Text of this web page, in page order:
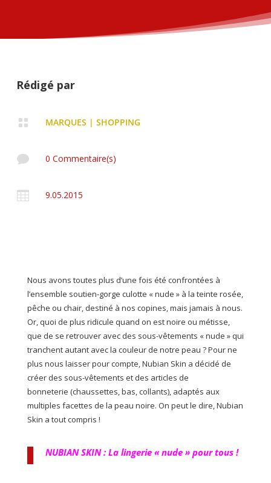
Rédigé par
 MARQUES | SHOPPING
 0 Commentaire(s)
 9.05.2015
Nous avons toutes plus d’une fois été confrontées à
l’ensemble soutien-gorge culotte « nude » à la teinte rosée,
pêche ou chair, destiné à nos copines, mais jamais à nous.
Or, quoi de plus ridicule quand on est noire ou métisse,
que de se retrouver avec des sous-vêtements « nude » qui
tranchent autant avec la couleur de notre peau ? Pour ne
plus nous laisser pour compte, Nubian Skin a décidé de
créer des sous-vêtements et des articles de
bonneterie (chaussettes, bas, collants), adaptés aux
multiples facettes de la peau noire. On peut le dire, Nubian
Skin a tout compris !
NUBIAN SKIN : La lingerie « nude » pour tous !